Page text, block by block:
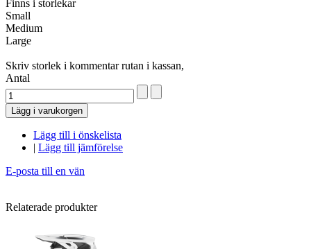
Finns i storlekar
Small
Medium
Large
Skriv storlek i kommentar rutan i kassan,
Antal
Lägg i varukorgen
Lägg till i önskelista
| Lägg till jämförelse
E-posta till en vän
Relaterade produkter